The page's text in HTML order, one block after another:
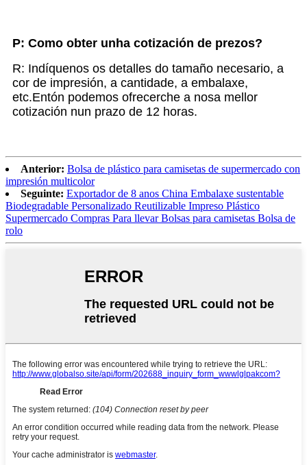
P: Como obter unha cotización de prezos?
R: Indíquenos os detalles do tamaño necesario, a
cor de impresión, a cantidade, a embalaxe,
etc.Entón podemos ofrecerche a nosa mellor
cotización nun prazo de 12 horas.
Anterior: Bolsa de plástico para camisetas de supermercado con
impresión multicolor
Seguinte: Exportador de 8 anos China Embalaxe sustentable
Biodegradable Personalizado Reutilizable Impreso Plástico
Supermercado Compras Para llevar Bolsas para camisetas Bolsa de
rolo